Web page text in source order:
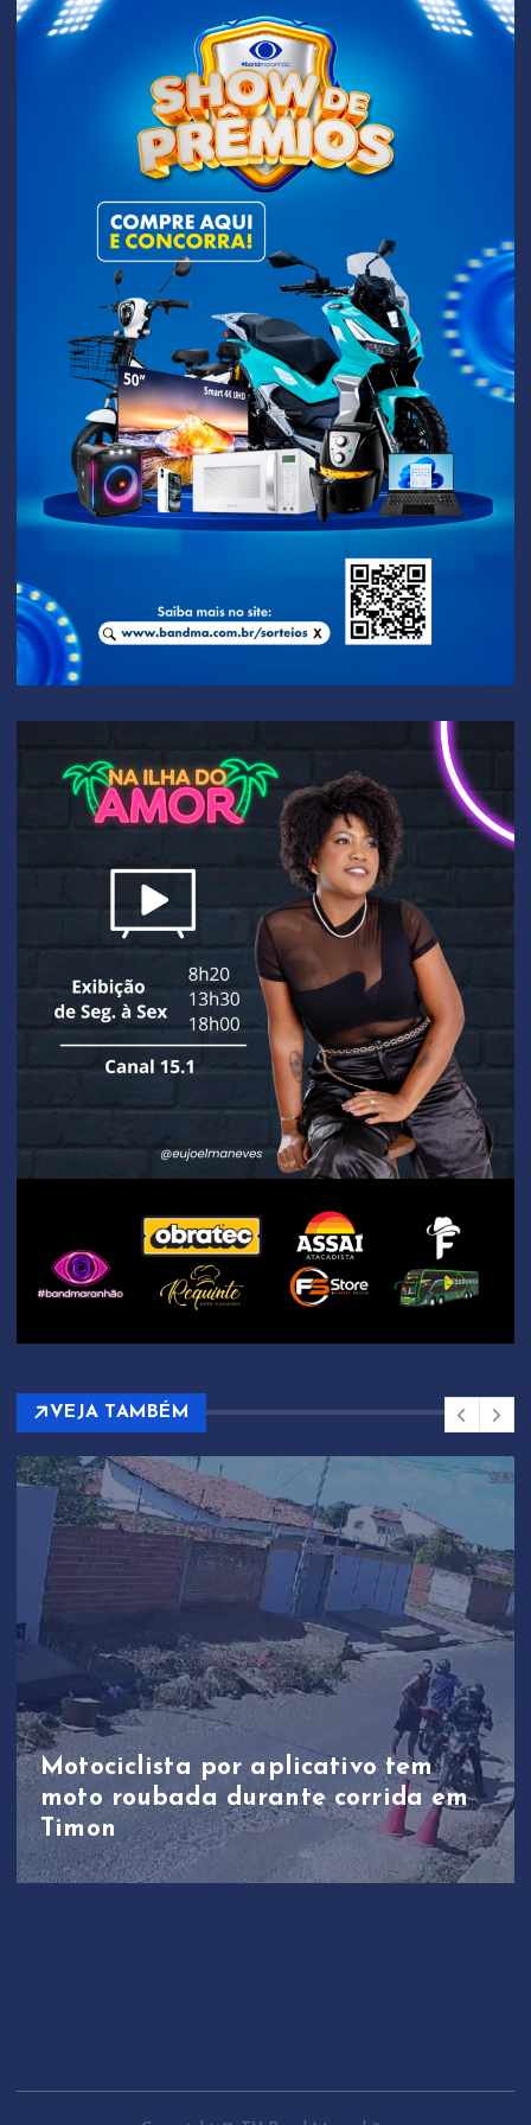
VEJA TAMBÉM
Motociclista por aplicativo tem
moto roubada durante corrida em
Timon